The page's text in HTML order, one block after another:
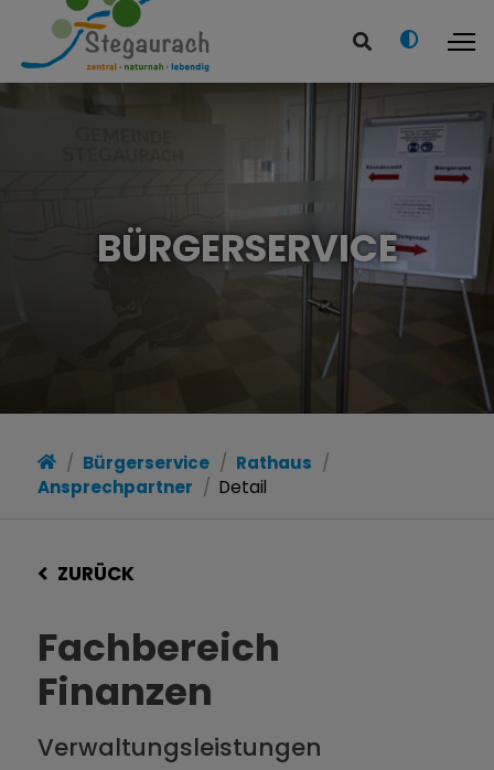
BÜRGERSERVICE
Bürgerservice
Rathaus
Ansprechpartner
Detail
ZURÜCK
Fachbereich
Finanzen
Verwaltungsleistungen